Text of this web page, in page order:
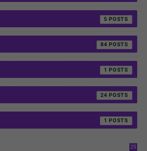
5
84
1
24
1
25